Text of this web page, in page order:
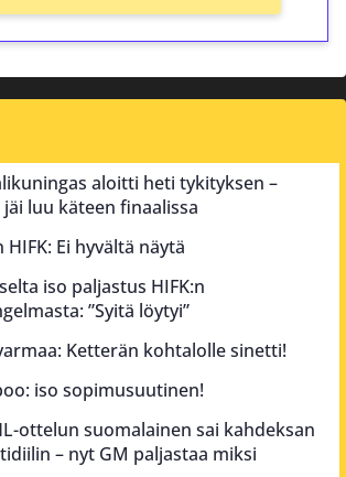
aloitti heti tykityksen –
luu käteen finaalissa
HIFK: Ei hyvältä näytä
iso paljastus HIFK:n
”Syitä löytyi”
Ketterän kohtalolle sinetti!
iso sopimusuutinen!
ottelun suomalainen sai kahdeksan
– nyt GM paljastaa miksi